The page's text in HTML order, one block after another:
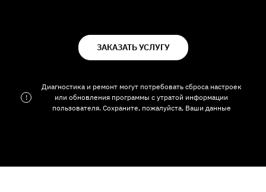
ЗАКАЗАТЬ УСЛУГУ
!
Диагностика и ремонт могут потребовать сброса настроек
или обновления программы с утратой информации
пользователя. Сохраните, пожалуйста, Ваши данные